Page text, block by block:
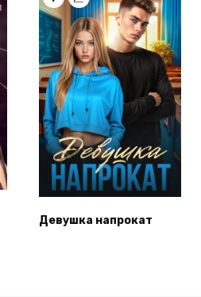
Девушка напрокат